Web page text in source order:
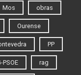
Mos obras
Ourense
PP
PSOE rag